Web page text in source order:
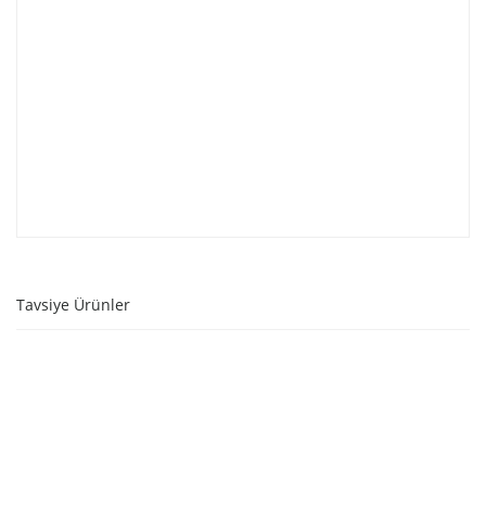
Tavsiye Ürünler